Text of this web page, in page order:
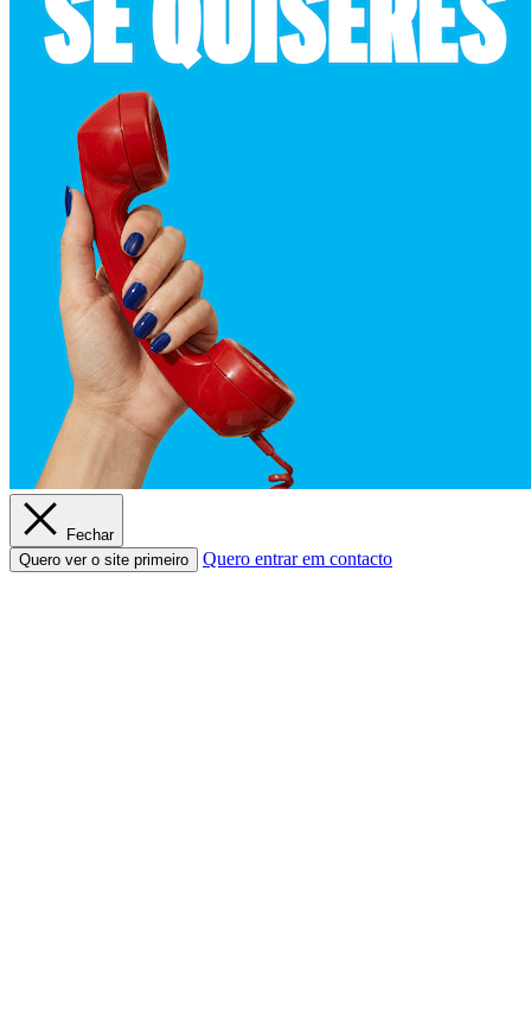
Fechar
Quero ver o site primeiro
Quero entrar em contacto